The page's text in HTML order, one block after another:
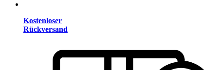
Kostenloser
Rückversand